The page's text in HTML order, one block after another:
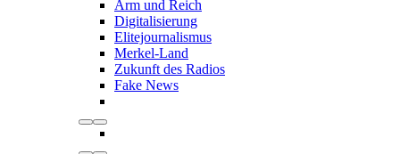
Arm und Reich
Digitalisierung
Elitejournalismus
Merkel-Land
Zukunft des Radios
Fake News